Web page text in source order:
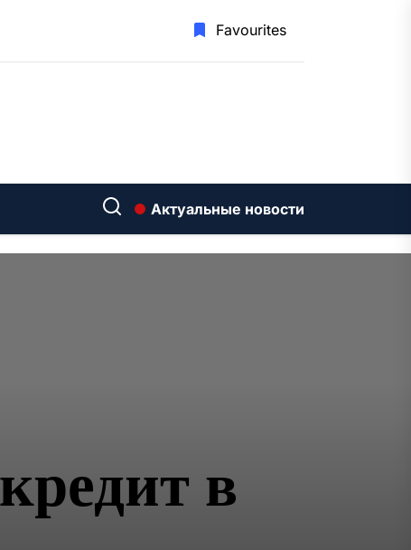
Favourites
Актуальные новости
в